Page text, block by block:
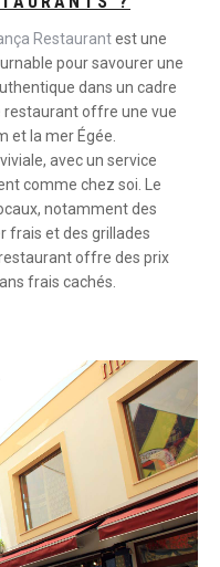
Restaurantest une
pour savourer une
dans un cadre
restaurant offre une vue
et la mer Égée.
avec un service
comme chez soi. Le
notamment des
frais et des grillades
offre des prix
frais cachés.